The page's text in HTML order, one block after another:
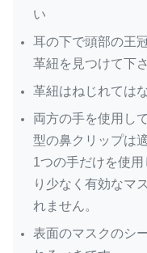
い
耳の下で頭部の王
革紐を見つけて下さ
革紐はねじれては
両方の手を使用し
型の鼻クリップは
1つの手だけを使
り少なく有効なマ
れません。
表面のマスクのシ